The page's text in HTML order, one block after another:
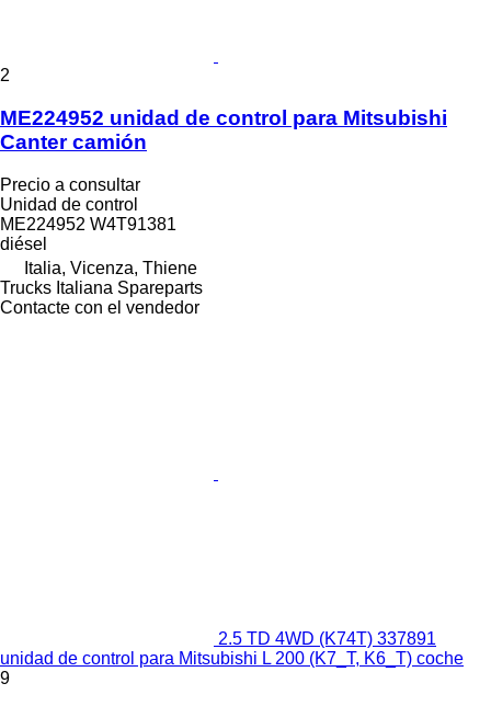
2
ME224952 unidad de control para Mitsubishi
Canter camión
Precio a consultar
Unidad de control
ME224952 W4T91381
diésel
Italia, Vicenza, Thiene
Trucks Italiana Spareparts
Contacte con el vendedor
2.5 TD 4WD (K74T) 337891
unidad de control para Mitsubishi L 200 (K7_T, K6_T) coche
9